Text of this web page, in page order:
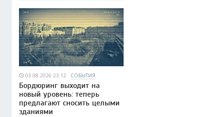
03.08.2026 23:12 СОБЫТИЯ
Бордюринг выходит на
новый уровень: теперь
предлагают сносить целыми
зданиями